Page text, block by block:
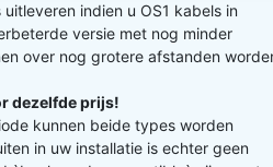
indien u OS1 kabels in
versie met nog minder
over nog grotere afstanden
dezelfde prijs!
kunnen beide types worden
in uw installatie is echter geen